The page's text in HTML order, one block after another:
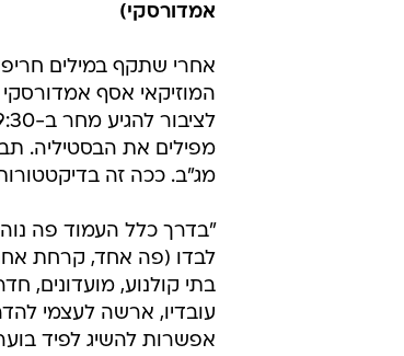
אמדורסקי)
אחרי שתקף במילים
המוזיקאי אסף
מפילים את הבסטיליה.
מג"ב. ככה זה
"בדרך כלל העמוד פה
לבדו (פה אחד, קרחת
בתי קולנוע, מועדונים,
אפשרות להשיג לפיד